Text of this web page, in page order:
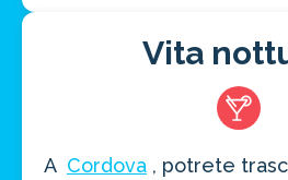
Vita
A Cordova , potrete